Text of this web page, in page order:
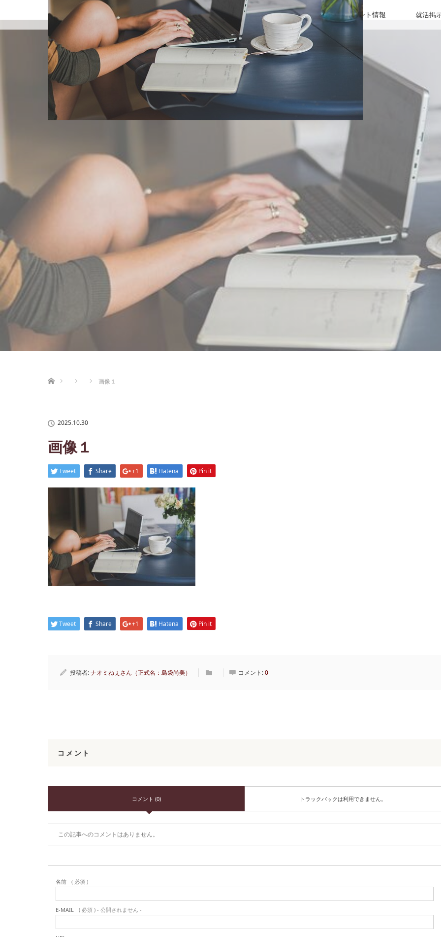
島袋尚美の就活相談 女性社長インタビュー イベント情報 就活掲
画像１
2025.10.30
画像１
Tweet Share +1 Hatena Pin it
Tweet Share +1 Hatena Pin it
投稿者:ナオミねぇさん（正式名：島袋尚美） コメント:0
コメント
コメント (0) トラックバックは利用できません。
この記事へのコメントはありません。
名前 ( 必須 )
E-MAIL ( 必須 ) - 公開されません -